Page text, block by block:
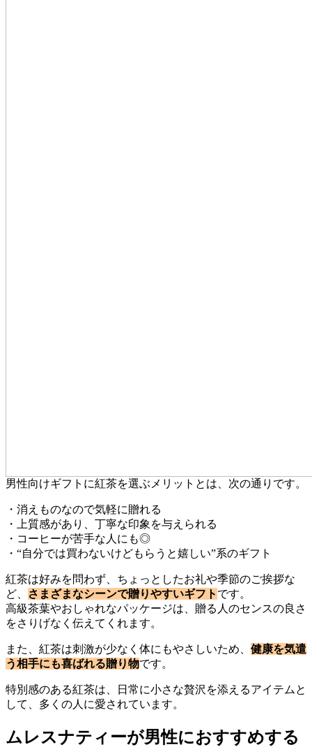
男性向けギフトに紅茶を選ぶメリットとは、次の通りです。
・消えものなので気軽に贈れる
・上質感があり、丁寧な印象を与えられる
・コーヒーが苦手な人にも◎
・“自分では買わないけどもらうと嬉しい”系のギフト
紅茶は好みを問わず、ちょっとしたお礼や季節のご挨拶な
ど、
さまざまなシーンで贈りやすいギフト です。
高級茶葉やおしゃれなパッケージは、贈る人のセンスの良さ
をさりげなく伝えてくれます。
また、紅茶は刺激が少なく体にもやさしいため、 健康を気遣
う相手にも喜ばれる贈り物です。
特別感のある紅茶は、日常に小さな贅沢を添えるアイテムと
して、多くの人に愛されています。
ムレスナティーが男性におすすめする